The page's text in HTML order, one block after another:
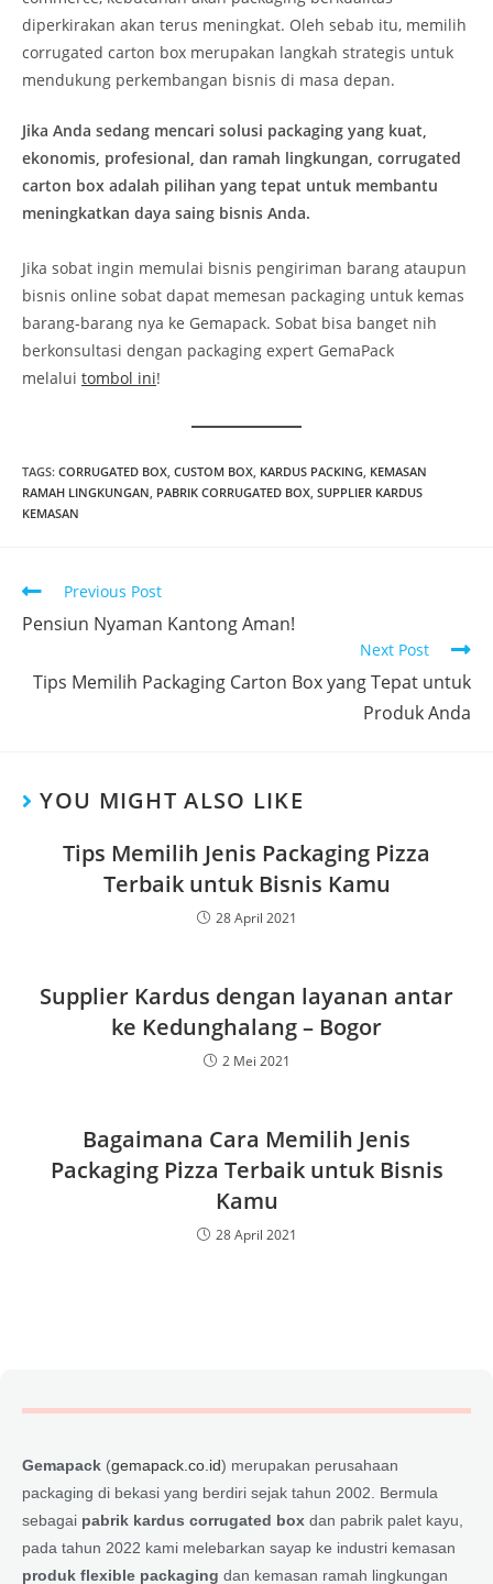
diperkirakan akan terus meningkat. Oleh sebab itu, memilih
corrugated carton box merupakan langkah strategis untuk
mendukung perkembangan bisnis di masa depan.
Jika Anda sedang mencari solusi packaging yang kuat,
ekonomis, profesional, dan ramah lingkungan, corrugated
carton box adalah pilihan yang tepat untuk membantu
meningkatkan daya saing bisnis Anda.
Jika sobat ingin memulai bisnis pengiriman barang ataupun
bisnis online sobat dapat memesan packaging untuk kemas
barang-barang nya ke Gemapack. Sobat bisa banget nih
berkonsultasi dengan packaging expert GemaPack
melalui tombol ini!
TAGS: CORRUGATED BOX CUSTOM BOX KARDUS PACKING KEMASAN
RAMAH LINGKUNGAN PABRIK CORRUGATED BOX SUPPLIER KARDUS
KEMASAN
Previous Post
Pensiun Nyaman Kantong Aman!
Next Post
Tips Memilih Packaging Carton Box yang Tepat untuk
Produk Anda
YOU MIGHT ALSO LIKE
Tips Memilih Jenis Packaging Pizza
Terbaik untuk Bisnis Kamu
28 April 2021
Supplier Kardus dengan layanan antar
ke Kedunghalang – Bogor
2 Mei 2021
Bagaimana Cara Memilih Jenis
Packaging Pizza Terbaik untuk Bisnis
Kamu
28 April 2021
Gemapack (gemapack.co.id) merupakan perusahaan
packaging di bekasi yang berdiri sejak tahun 2002. Bermula
sebagai pabrik kardus corrugated box dan pabrik palet kayu,
pada tahun 2022 kami melebarkan sayap ke industri kemasan
produk flexible packaging dan kemasan ramah lingkungan